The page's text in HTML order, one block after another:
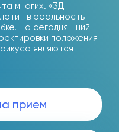
многих. «3Д
в реальность
На сегодняшний
положения
являются
прием